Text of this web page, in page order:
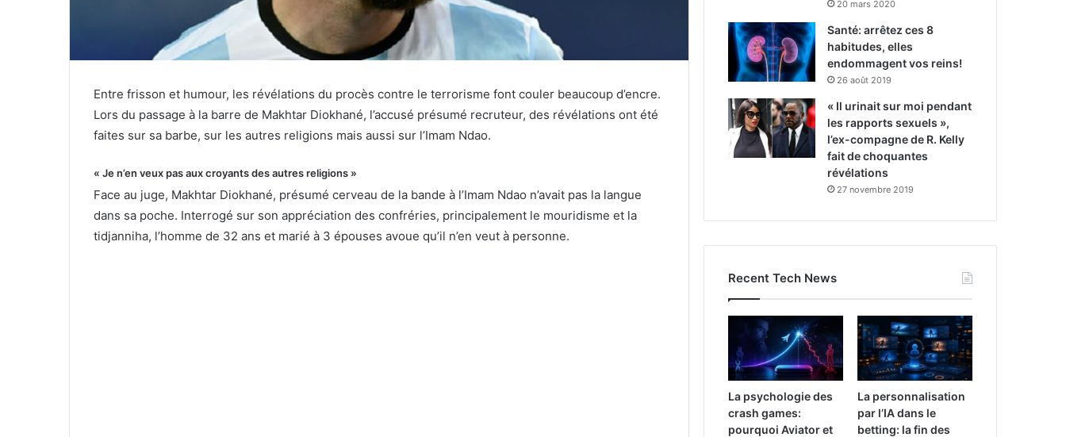
Entre frisson et humour, les révélations du procès contre le terrorisme font couler beaucoup d’encre.
Lors du passage à la barre de Makhtar Diokhané, l’accusé présumé recruteur, des révélations ont été
faites sur sa barbe, sur les autres religions mais aussi sur l’Imam Ndao.
« Je n’en veux pas aux croyants des autres religions »
Face au juge, Makhtar Diokhané, présumé cerveau de la bande à l’Imam Ndao n’avait pas la langue
dans sa poche. Interrogé sur son appréciation des confréries, principalement le mouridisme et la
tidjanniha, l’homme de 32 ans et marié à 3 épouses avoue qu’il n’en veut à personne.
20 mars 2020
Santé: arrêtez ces 8
habitudes, elles
endommagent vos reins!
26 août 2019
« Il urinait sur moi pendant
les rapports sexuels »,
l’ex-compagne de R. Kelly
fait de choquantes
révélations
27 novembre 2019
Recent Tech News
La psychologie des
crash games:
pourquoi Aviator et
La personnalisation
par l’IA dans le
betting: la fin des